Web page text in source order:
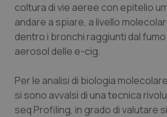
Molise
Piemonte
Provincia Autonoma di
Provincia Autonoma di
Epatiti
HIV
Infezioni & Febbre
Ipertensione &
coltura di vie aeree con epitelio
andare a spiare, a livello
dentro i bronchi raggiunti dal
aerosol delle e-cig.
Per le analisi di biologia
si sono avvalsi di una tecnica
seq Profiling, in grado di valutare